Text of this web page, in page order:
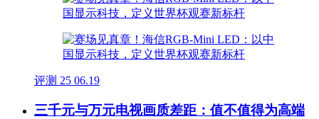
评测 25 06.19
三千元与万元电视画质差距：值不值得为高端